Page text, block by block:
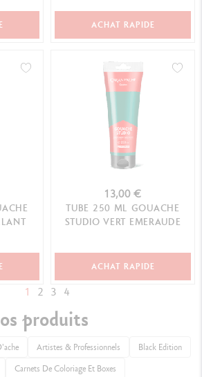
ACHAT RAPIDE
13,00 €
TUBE 250 ML GOUACHE
STUDIO VERT EMERAUDE
ACHAT RAPIDE
1 2 3 4
produits
Artistes & Professionnels
Black Edition
Carnets De Coloriage Et Boxes